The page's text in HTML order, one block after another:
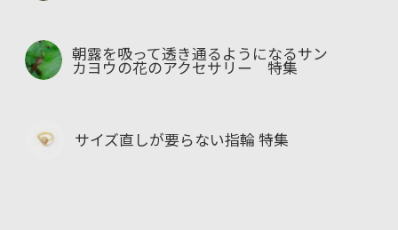
朝露を吸って透き通るようになるサン
カヨウの花のアクセサリー 特集
サイズ直しが要らない指輪 特集